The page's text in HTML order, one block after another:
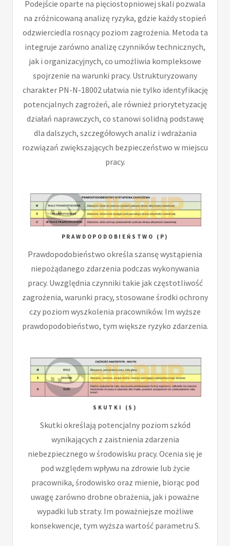
Podejście oparte na pięciostopniowej skali pozwala
na zróżnicowaną analizę ryzyka, gdzie każdy stopień
odzwierciedla rosnący poziom zagrożenia. Metoda ta
integruje zarówno analizę czynników technicznych,
jak i organizacyjnych, co umożliwia kompleksowe
spojrzenie na warunki pracy. Ustrukturyzowany
charakter PN-N-18002 ułatwia nie tylko identyfikację
potencjalnych zagrożeń, ale również priorytetyzację
działań naprawczych, co stanowi solidną podstawę
dla dalszych, szczegółowych analiz i wdrażania
rozwiązań zwiększających bezpieczeństwo w miejscu
pracy.
PRAWDOPODOBIEŃSTWO (P)
Prawdopodobieństwo określa szansę wystąpienia
niepożądanego zdarzenia podczas wykonywania
pracy. Uwzględnia czynniki takie jak częstotliwość
zagrożenia, warunki pracy, stosowane środki ochrony
czy poziom wyszkolenia pracowników. Im wyższe
prawdopodobieństwo, tym większe ryzyko zdarzenia.
SKUTKI (S)
Skutki określają potencjalny poziom szkód
wynikających z zaistnienia zdarzenia
niebezpiecznego w środowisku pracy. Ocenia się je
pod względem wpływu na zdrowie lub życie
pracownika, środowisko oraz mienie, biorąc pod
uwagę zarówno drobne obrażenia, jak i poważne
wypadki lub straty. Im poważniejsze możliwe
konsekwencje, tym wyższa wartość parametru S.